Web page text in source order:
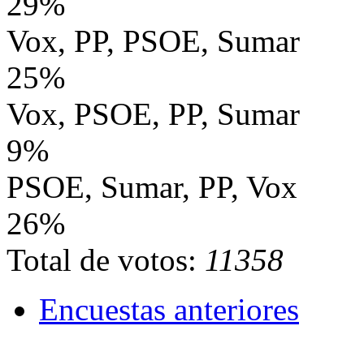
Vox, PP, PSOE, Sumar
25%
Vox, PSOE, PP, Sumar
9%
PSOE, Sumar, PP, Vox
26%
Total de votos: 11358
Encuestas anteriores